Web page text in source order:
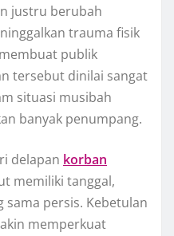
justru berubah
trauma fisik
publik
tersebut dinilai sangat
situasi musibah
banyak penumpang.
delapan korban
memiliki tanggal,
persis. Kebetulan
memperkuat